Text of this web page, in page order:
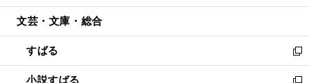
開
ウ
開
く
ン
ウ
で
開
く
ウ
ン
ド
ウ
で
文芸・文庫・総合
すばる
新
し
小説すばる